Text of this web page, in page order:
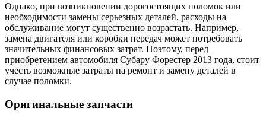
Однако, при возникновении дорогостоящих поломок или
необходимости замены серьезных деталей, расходы на
обслуживание могут существенно возрастать. Например,
замена двигателя или коробки передач может потребовать
значительных финансовых затрат. Поэтому, перед
приобретением автомобиля Субару Форестер 2013 года, стоит
учесть возможные затраты на ремонт и замену деталей в
случае поломки.
Оригинальные запчасти